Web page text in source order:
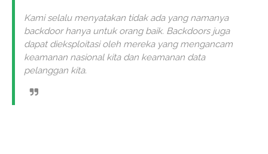
Kami selalu menyatakan tidak ada yang namanya
backdoor hanya untuk orang baik. Backdoors juga
dapat dieksploitasi oleh mereka yang mengancam
keamanan nasional kita dan keamanan data
pelanggan kita.